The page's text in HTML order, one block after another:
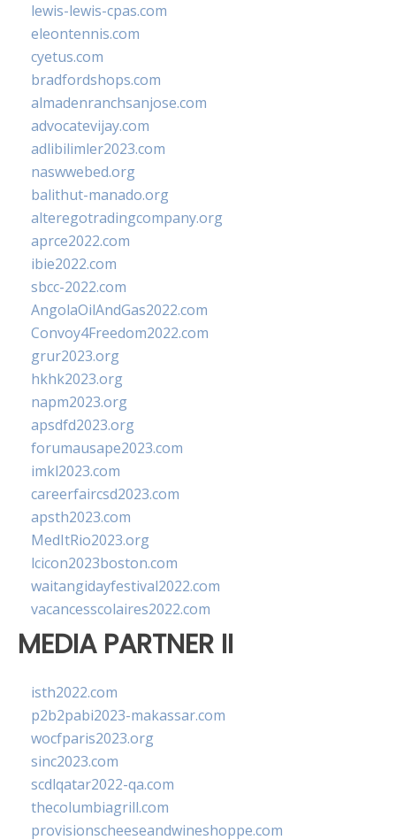
lewis-lewis-cpas.com
eleontennis.com
cyetus.com
bradfordshops.com
almadenranchsanjose.com
advocatevijay.com
adlibilimler2023.com
naswwebed.org
balithut-manado.org
alteregotradingcompany.org
aprce2022.com
ibie2022.com
sbcc-2022.com
AngolaOilAndGas2022.com
Convoy4Freedom2022.com
grur2023.org
hkhk2023.org
napm2023.org
apsdfd2023.org
forumausape2023.com
imkl2023.com
careerfaircsd2023.com
apsth2023.com
MedItRio2023.org
lcicon2023boston.com
waitangidayfestival2022.com
vacancesscolaires2022.com
MEDIA PARTNER II
isth2022.com
p2b2pabi2023-makassar.com
wocfparis2023.org
sinc2023.com
scdlqatar2022-qa.com
thecolumbiagrill.com
provisionscheeseandwineshoppe.com